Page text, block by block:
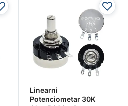
Linearni
Potenciometar 30K